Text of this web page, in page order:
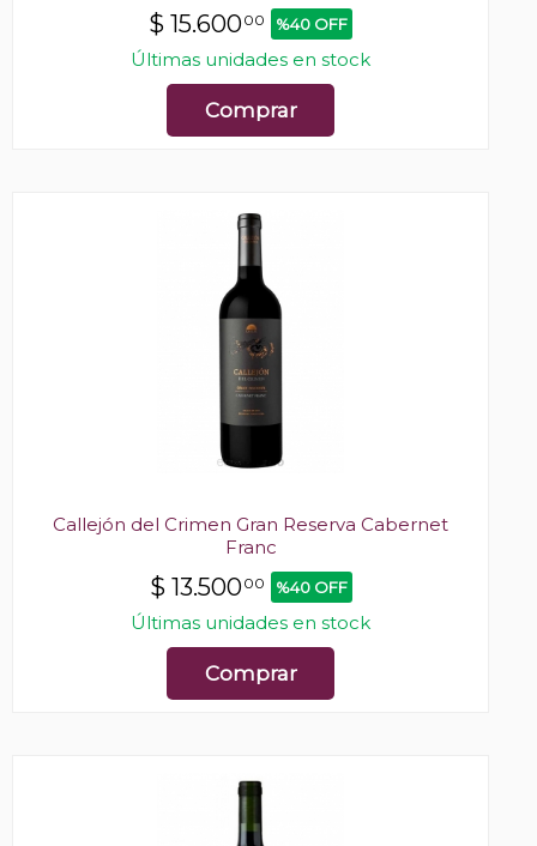
$ 15.60000 %40 OFF
Últimas unidades en stock
Comprar
Callejón del Crimen Gran Reserva Cabernet
Franc
$ 13.50000 %40 OFF
Últimas unidades en stock
Comprar